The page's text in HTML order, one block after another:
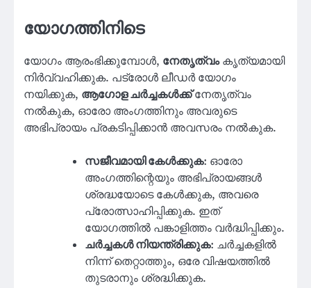
യോഗത്തിനിടെ
യോഗം ആരംഭിക്കുമ്പോൾ, നേതൃത്വംകൃത്യമായി
നിർവ്വഹിക്കുക. പട്രോൾ ലീഡർ യോഗം
നയിക്കുക, ആഗോള ചർച്ചകൾക്ക്നേതൃത്വം
നൽകുക, ഓരോ അംഗത്തിനും അവരുടെ
അഭിപ്രായം പ്രകടിപ്പിക്കാൻ അവസരം നൽകുക.
സജീവമായി കേൾക്കുക: ഓരോ
അംഗത്തിന്റെയും അഭിപ്രായങ്ങൾ
ശ്രദ്ധയോടെ കേൾക്കുക, അവരെ
പ്രോത്സാഹിപ്പിക്കുക. ഇത്
യോഗത്തിൽ പങ്കാളിത്തം വർദ്ധിപ്പിക്കും.
ചർച്ചകൾ നിയന്ത്രിക്കുക: ചർച്ചകളിൽ
നിന്ന് തെറ്റാത്തും, ഒരേ വിഷയത്തിൽ
തുടരാനും ശ്രദ്ധിക്കുക.